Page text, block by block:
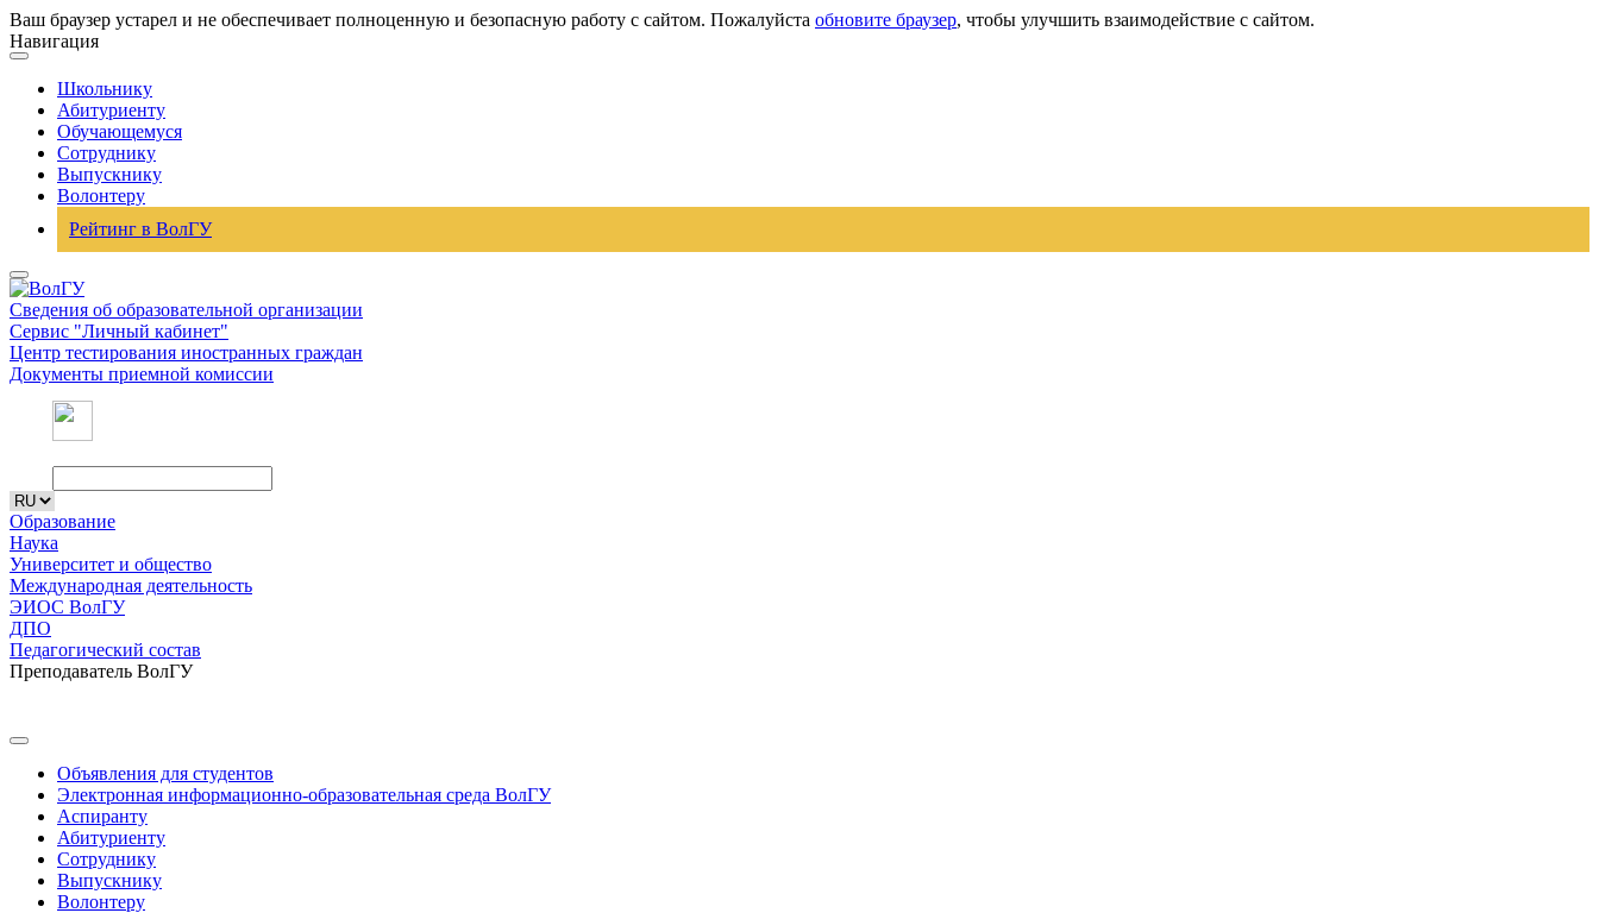
Ваш браузер устарел и не обеспечивает полноценную и безопасную работу с сайтом. Пожалуйста обновите браузер, чтобы улучшить взаимодействие с сайтом.
Навигация
Школьнику
Абитуриенту
Обучающемуся
Сотруднику
Выпускнику
Волонтеру
Рейтинг в ВолГУ
Сведения об образовательной организации
Сервис "Личный кабинет"
Центр тестирования иностранных граждан
Документы приемной комиссии
Образование
Наука
Университет и общество
Международная деятельность
ЭИОС ВолГУ
ДПО
Педагогический состав
Преподаватель ВолГУ
Объявления для студентов
Электронная информационно-образовательная среда ВолГУ
Аспиранту
Абитуриенту
Сотруднику
Выпускнику
Волонтеру